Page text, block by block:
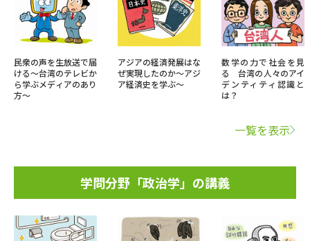
民衆の声を生放送で届
ける～台湾のテレビか
ら学ぶメディアのあり
方～
アジアの経済発展はな
ぜ実現したのか～アジ
ア経済史を学ぶ～
数学の力で社会を見
る 台湾の人々のアイ
デンティティ認識と
は？
一覧を表示
学問分野「政治学」の講義